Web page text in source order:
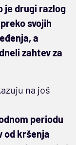
je drugi razlog
svojih
a
zahtev za
na još
periodu
od kršenja